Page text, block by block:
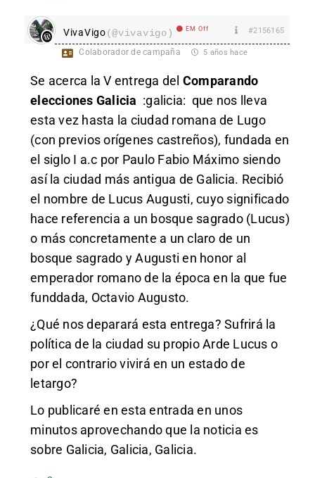
VivaVigo(@vivavigo) EM Off #2156165
Colaborador de campaña 5 años hace
Se acerca la V entrega del Comparando
elecciones Galicia :galicia: que nos lleva
esta vez hasta la ciudad romana de Lugo
(con previos orígenes castreños), fundada en
el siglo I a.c por Paulo Fabio Máximo siendo
así la ciudad más antigua de Galicia. Recibió
el nombre de Lucus Augusti, cuyo significado
hace referencia a un bosque sagrado (Lucus)
o más concretamente a un claro de un
bosque sagrado y Augusti en honor al
emperador romano de la época en la que fue
funddada, Octavio Augusto.
¿Qué nos deparará esta entrega? Sufrirá la
política de la ciudad su propio Arde Lucus o
por el contrario vivirá en un estado de
letargo?
Lo publicaré en esta entrada en unos
minutos aprovechando que la noticia es
sobre Galicia, Galicia, Galicia.